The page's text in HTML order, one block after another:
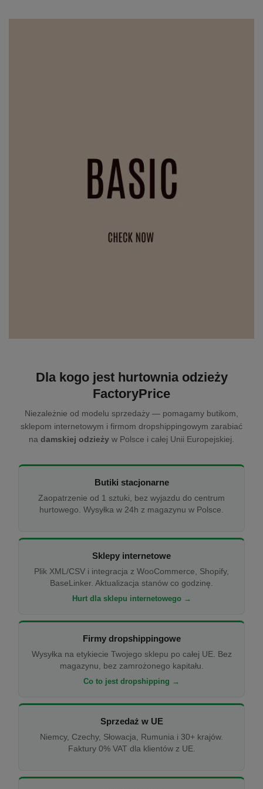
Dla kogo jest hurtownia odzieży
FactoryPrice
Niezależnie od modelu sprzedaży — pomagamy butikom,
sklepom internetowym i firmom dropshippingowym zarabiać
na damskiej odzieży w Polsce i całej Unii Europejskiej.
Butiki stacjonarne
Zaopatrzenie od 1 sztuki, bez wyjazdu do centrum
hurtowego. Wysyłka w 24h z magazynu w Polsce.
Sklepy internetowe
Plik XML/CSV i integracja z WooCommerce, Shopify,
BaseLinker. Aktualizacja stanów co godzinę.
Hurt dla sklepu internetowego →
Firmy dropshippingowe
Wysyłka na etykiecie Twojego sklepu po całej UE. Bez
magazynu, bez zamrożonego kapitału.
Co to jest dropshipping →
Sprzedaż w UE
Niemcy, Czechy, Słowacja, Rumunia i 30+ krajów.
Faktury 0% VAT dla klientów z UE.